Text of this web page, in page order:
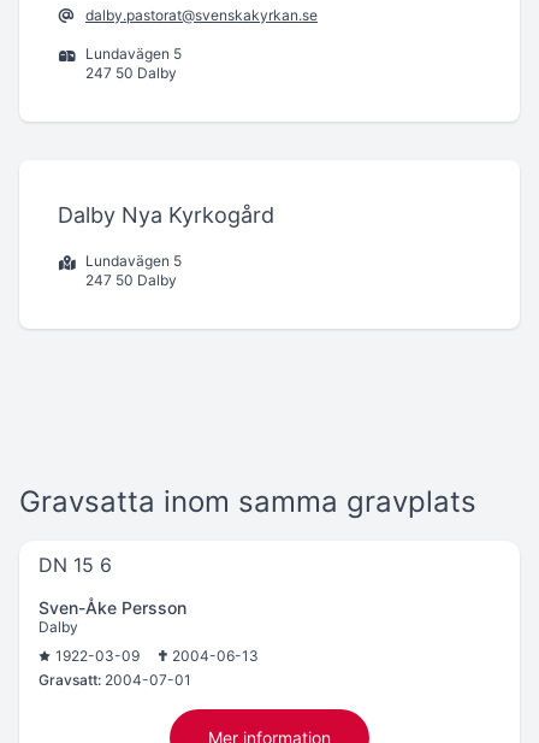
dalby.pastorat@svenskakyrkan.se
Lundavägen 5
247 50 Dalby
Dalby Nya Kyrkogård
Lundavägen 5
247 50 Dalby
Gravsatta inom samma gravplats
DN 15 6
Sven-Åke Persson
Dalby
1922-03-09
2004-06-13
Gravsatt: 2004-07-01
Mer information